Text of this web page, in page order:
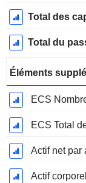
Total des
Total du
Éléments
ECS Total
Actif net par
Actif